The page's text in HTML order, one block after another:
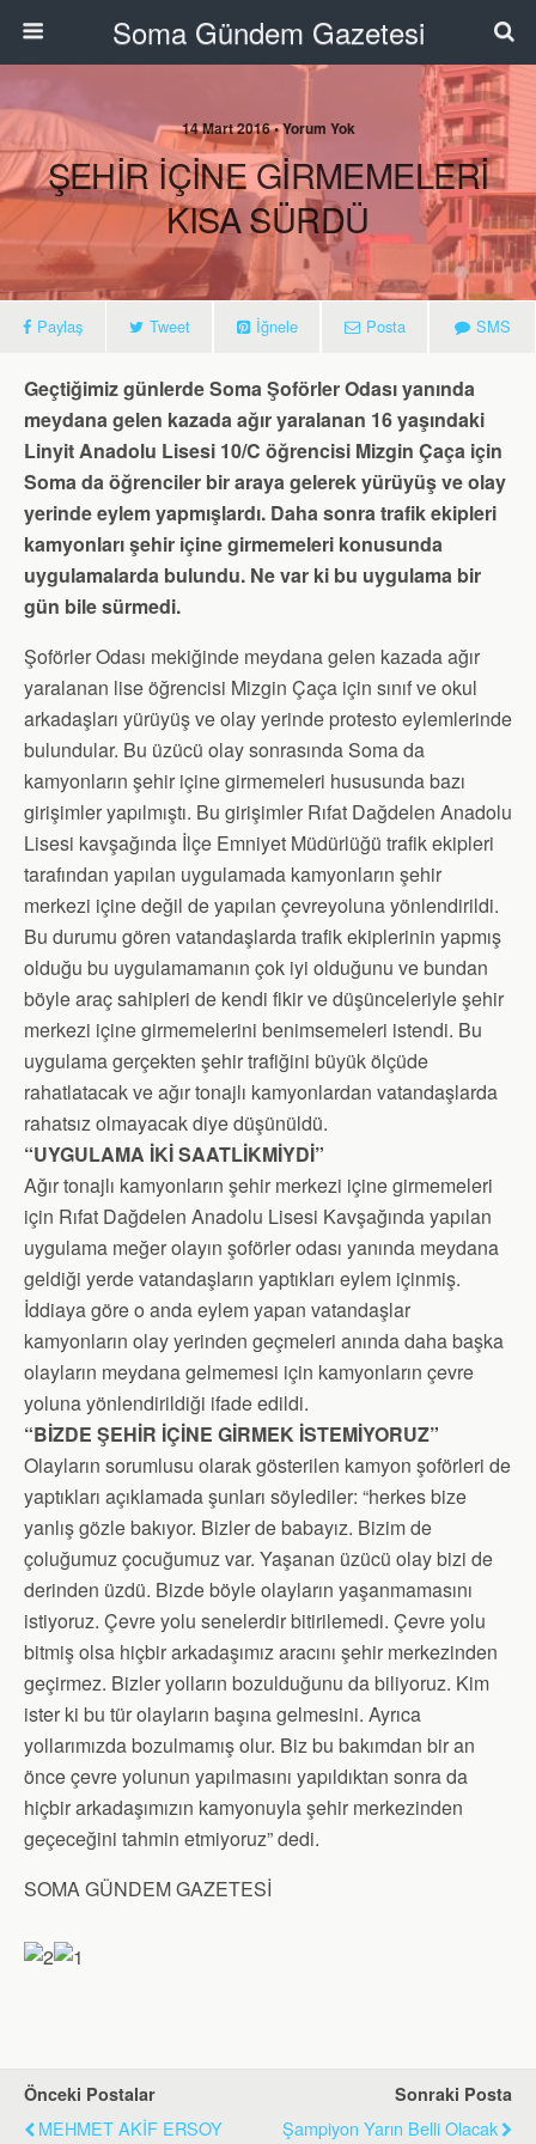
Soma Gündem Gazetesi
14 Mart 2016 • Yorum Yok
ŞEHİR İÇİNE GİRMEMELERİ
KISA SÜRDÜ
Paylaş Tweet İğnele Posta SMS
Geçtiğimiz günlerde Soma Şoförler Odası yanında
meydana gelen kazada ağır yaralanan 16 yaşındaki
Linyit Anadolu Lisesi 10/C öğrencisi Mizgin Çaça için
Soma da öğrenciler bir araya gelerek yürüyüş ve olay
yerinde eylem yapmışlardı. Daha sonra trafik ekipleri
kamyonları şehir içine girmemeleri konusunda
uygulamalarda bulundu. Ne var ki bu uygulama bir
gün bile sürmedi.
Şoförler Odası mekiğinde meydana gelen kazada ağır
yaralanan lise öğrencisi Mizgin Çaça için sınıf ve okul
arkadaşları yürüyüş ve olay yerinde protesto eylemlerinde
bulundular. Bu üzücü olay sonrasında Soma da
kamyonların şehir içine girmemeleri hususunda bazı
girişimler yapılmıştı. Bu girişimler Rıfat Dağdelen Anadolu
Lisesi kavşağında İlçe Emniyet Müdürlüğü trafik ekipleri
tarafından yapılan uygulamada kamyonların şehir
merkezi içine değil de yapılan çevreyoluna yönlendirildi.
Bu durumu gören vatandaşlarda trafik ekiplerinin yapmış
olduğu bu uygulamamanın çok iyi olduğunu ve bundan
böyle araç sahipleri de kendi fikir ve düşünceleriyle şehir
merkezi içine girmemelerini benimsemeleri istendi. Bu
uygulama gerçekten şehir trafiğini büyük ölçüde
rahatlatacak ve ağır tonajlı kamyonlardan vatandaşlarda
rahatsız olmayacak diye düşünüldü.
“UYGULAMA İKİ SAATLİKMİYDİ”
Ağır tonajlı kamyonların şehir merkezi içine girmemeleri
için Rıfat Dağdelen Anadolu Lisesi Kavşağında yapılan
uygulama meğer olayın şoförler odası yanında meydana
geldiği yerde vatandaşların yaptıkları eylem içinmiş.
İddiaya göre o anda eylem yapan vatandaşlar
kamyonların olay yerinden geçmeleri anında daha başka
olayların meydana gelmemesi için kamyonların çevre
yoluna yönlendirildiği ifade edildi.
“BİZDE ŞEHİR İÇİNE GİRMEK İSTEMİYORUZ”
Olayların sorumlusu olarak gösterilen kamyon şoförleri de
yaptıkları açıklamada şunları söylediler: “herkes bize
yanlış gözle bakıyor. Bizler de babayız. Bizim de
çoluğumuz çocuğumuz var. Yaşanan üzücü olay bizi de
derinden üzdü. Bizde böyle olayların yaşanmamasını
istiyoruz. Çevre yolu senelerdir bitirilemedi. Çevre yolu
bitmiş olsa hiçbir arkadaşımız aracını şehir merkezinden
geçirmez. Bizler yolların bozulduğunu da biliyoruz. Kim
ister ki bu tür olayların başına gelmesini. Ayrıca
yollarımızda bozulmamış olur. Biz bu bakımdan bir an
önce çevre yolunun yapılmasını yapıldıktan sonra da
hiçbir arkadaşımızın kamyonuyla şehir merkezinden
geçeceğini tahmin etmiyoruz” dedi.
SOMA GÜNDEM GAZETESİ
Önceki Postalar
MEHMET AKİF ERSOY
Sonraki Posta
Şampiyon Yarın Belli Olacak